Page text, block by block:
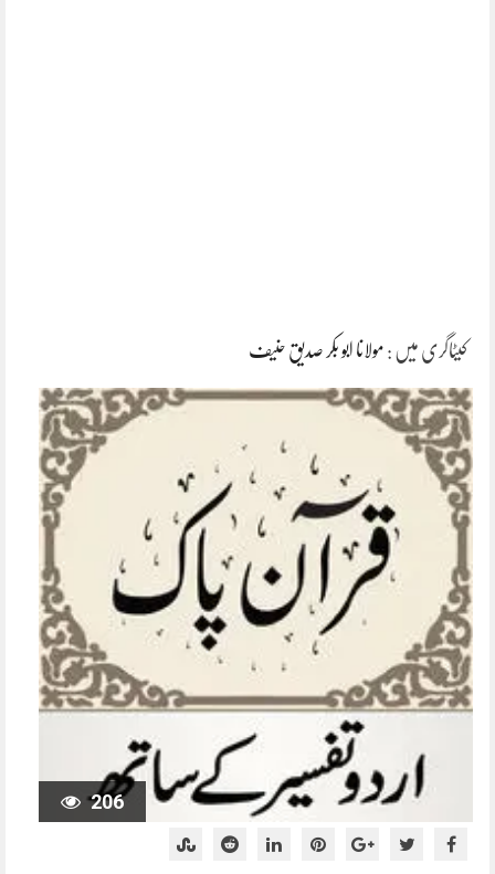
کیٹاگری میں : مولانا ابو بکر صدیق حنیف
206